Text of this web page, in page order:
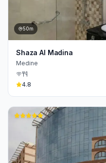
50m
Shaza Al Madina
Medine
4.8